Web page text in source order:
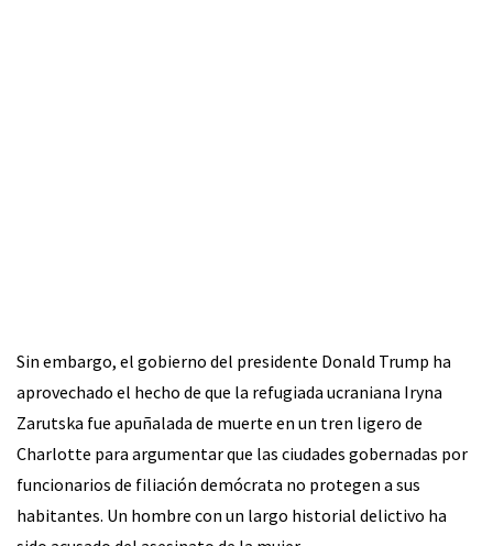
Sin embargo, el gobierno del presidente Donald Trump ha
aprovechado el hecho de que la refugiada ucraniana Iryna
Zarutska fue apuñalada de muerte en un tren ligero de
Charlotte para argumentar que las ciudades gobernadas por
funcionarios de filiación demócrata no protegen a sus
habitantes. Un hombre con un largo historial delictivo ha